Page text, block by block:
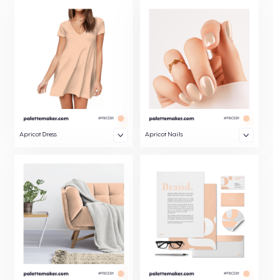
Apricot Dress Apricot Nails